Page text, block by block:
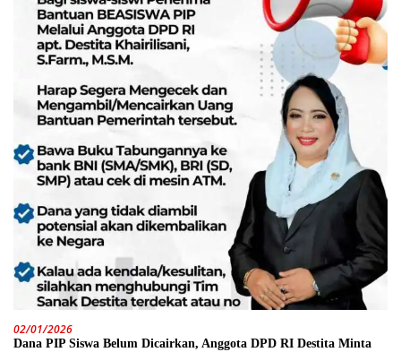
02/01/2026
Dana PIP Siswa Belum Dicairkan, Anggota DPD RI Destita Minta